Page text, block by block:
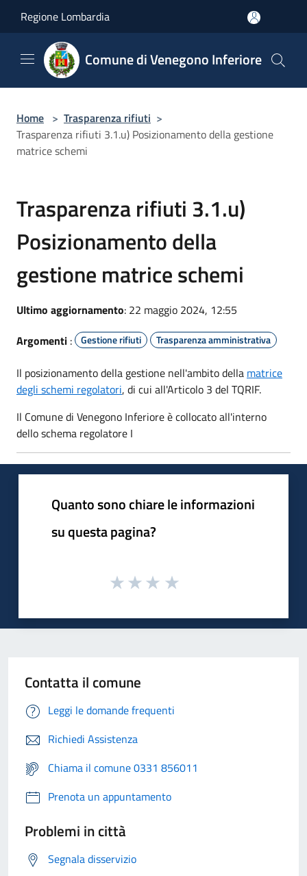
Regione Lombardia
Comune di Venegono Inferiore
Home > Trasparenza rifiuti >
Trasparenza rifiuti 3.1.u) Posizionamento della gestione
matrice schemi
Trasparenza rifiuti 3.1.u)
Posizionamento della
gestione matrice schemi
Ultimo aggiornamento: 22 maggio 2024, 12:55
Argomenti : Gestione rifiuti Trasparenza amministrativa
Il posizionamento della gestione nell'ambito della matrice
degli schemi regolatori, di cui all'Articolo 3 del TQRIF.
Il Comune di Venegono Inferiore è collocato all'interno
dello schema regolatore I
Quanto sono chiare le informazioni
su questa pagina?
Contatta il comune
Leggi le domande frequenti
Richiedi Assistenza
Chiama il comune 0331 856011
Prenota un appuntamento
Problemi in città
Segnala disservizio